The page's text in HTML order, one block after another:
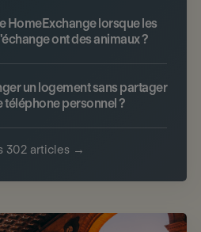
HomeExchange lorsque les
ont des animaux ?
un logement sans partager
téléphone personnel ?
302 articles →